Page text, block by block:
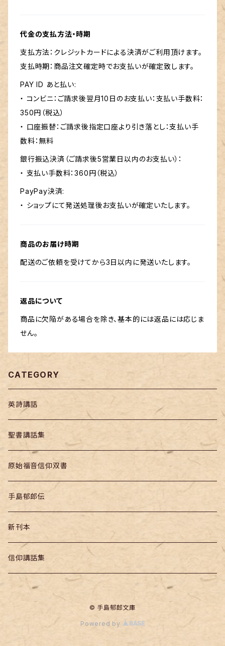
代金の支払方法・時期
支払方法：クレジットカードによる決済がご利用頂けます。
支払時期：商品注文確定時でお支払いが確定致します。
PAY ID あと払い:
・ コンビニ：ご請求後翌月10日のお支払い：支払い手数料：
350円（税込）
・ 口座振替：ご請求後指定口座より引き落とし：支払い手
数料：無料
銀行振込決済（ご請求後5営業日以内のお支払い）：
・ 支払い手数料：360円（税込）
PayPay決済:
・ ショップにて発送処理後お支払いが確定いたします。
商品のお届け時期
配送のご依頼を受けてから3日以内に発送いたします。
返品について
商品に欠陥がある場合を除き、基本的には返品には応じま
せん。
CATEGORY
英詩講話
聖書講話集
原始福音信仰双書
手島郁郎伝
新刊本
信仰講話集
© 手島郁郎文庫
Powered by